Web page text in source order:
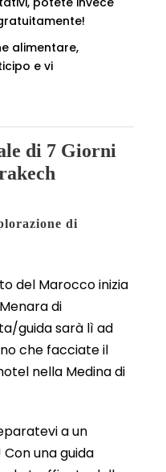
alimentare,
e vi
di 7 Giorni
di
del Marocco inizia
di
guida sarà lì ad
che facciate il
nella Medina di
a un
una guida